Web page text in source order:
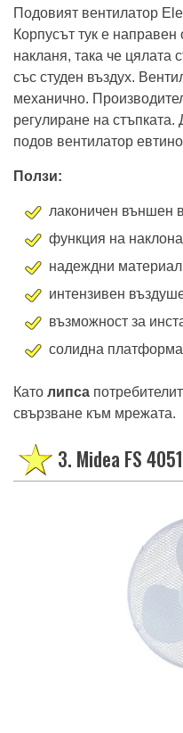
Подовият вентилатор
Корпусът тук е
накланя, така че цялата
със студен въздух.
механично.
регулиране на
подов вентилатор
Ползи:
лаконичен външен
функция на
надеждни
интензивен
възможност за
солидна
Като липса
свързване към мрежата.
3. Midea FS 4051